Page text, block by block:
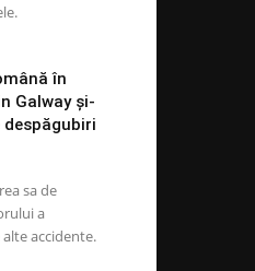
în
Galway și-
despăgubiri
sa de
a
accidente.